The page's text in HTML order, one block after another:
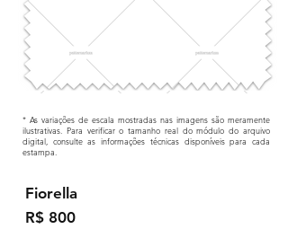
* As variações de escala mostradas nas imagens são meramente
ilustrativas. Para verificar o tamanho real do módulo do arquivo
digital, consulte as informações técnicas disponíveis para cada
estampa.
Fiorella
R$ 800